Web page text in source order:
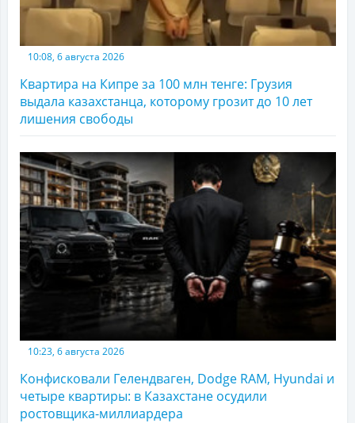
10:08, 6 августа 2026
Квартира на Кипре за 100 млн тенге: Грузия
выдала казахстанца, которому грозит до 10 лет
лишения свободы
10:23, 6 августа 2026
Конфисковали Гелендваген, Dodge RAM, Hyundai и
четыре квартиры: в Казахстане осудили
ростовщика-миллиардера